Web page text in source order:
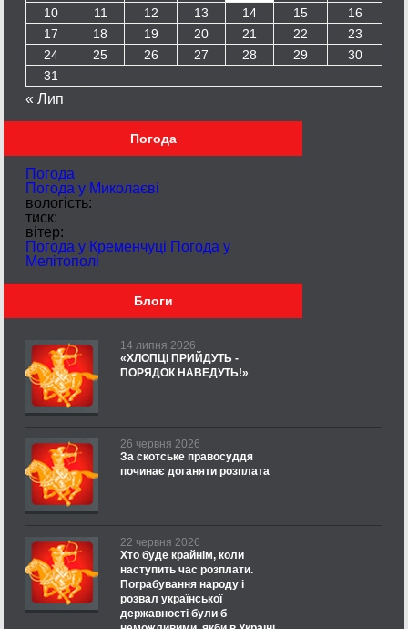
10
11 12 13 14 15
16
17
18 19 20 21 22
23
24
25 26 27 28 29
30
31
« Лип
Погода
Погода
Погода у Миколаєві
вологість:
тиск:
вітер:
Погода у Кременчуці Погода у
Мелітополі
Блоги
14 липня 2026
«ХЛОПЦІ ПРИЙДУТЬ -
ПОРЯДОК НАВЕДУТЬ!»
26 червня 2026
За скотське правосуддя
починає доганяти розплата
22 червня 2026
Хто буде крайнім, коли
наступить час розплати.
Пограбування народу і
розвал української
державності були б